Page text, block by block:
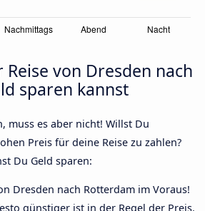
von Dresden nach
sparen kannst
muss es aber nicht! Willst Du
Preis für deine Reise zu zahlen?
Du Geld sparen:
Dresden nach Rotterdam im Voraus!
günstiger ist in der Regel der Preis.